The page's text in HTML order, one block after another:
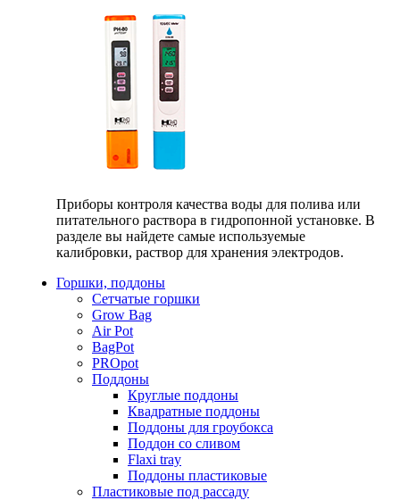
Приборы контроля качества воды для полива или
питательного раствора в гидропонной установке. В
разделе вы найдете самые используемые
калибровки, раствор для хранения электродов.
Горшки, поддоны
Сетчатые горшки
Grow Bag
Air Pot
BagPot
PROpot
Поддоны
Круглые поддоны
Квадратные поддоны
Поддоны для гроубокса
Поддон со сливом
Flaxi tray
Поддоны пластиковые
Пластиковые под рассаду